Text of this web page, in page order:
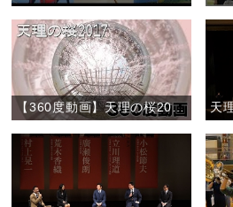
【360度動画】天理の桜2017